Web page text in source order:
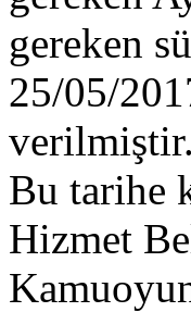
gereken
25/05/
verilmiştir.
Bu tarihe
Hizmet